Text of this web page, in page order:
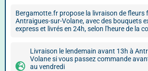
Bergamotte.fr propose la livraison de fleurs
Antraigues-sur-Volane, avec des bouquets
express et livrés en 24h, selon l'heure de la
Livraison le lendemain avant 13h à
Volane si vous passez commande
au vendredi